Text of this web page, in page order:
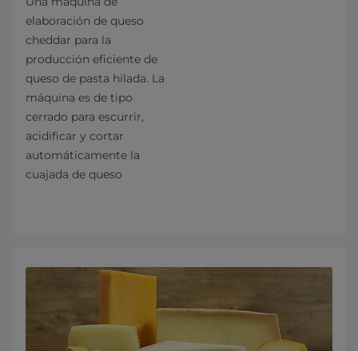
elaboración de queso
cheddar para la
producción eficiente de
queso de pasta hilada. La
máquina es de tipo
cerrado para escurrir,
acidificar y cortar
automáticamente la
cuajada de queso